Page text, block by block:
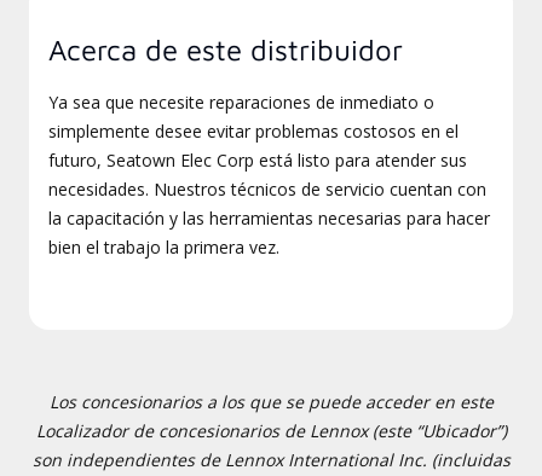
Acerca de este distribuidor
Ya sea que necesite reparaciones de inmediato o
simplemente desee evitar problemas costosos en el
futuro, Seatown Elec Corp está listo para atender sus
necesidades. Nuestros técnicos de servicio cuentan con
la capacitación y las herramientas necesarias para hacer
bien el trabajo la primera vez.
Los concesionarios a los que se puede acceder en este
Localizador de concesionarios de Lennox (este “Ubicador”)
son independientes de Lennox International Inc. (incluidas